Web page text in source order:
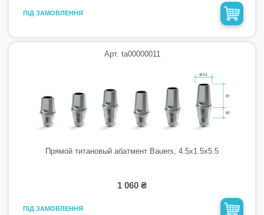
ПІД ЗАМОВЛЕННЯ
Арт. ta00000011
Прямой титановый абатмент Bauers, 4.5х1.5х5.5
1 060 ₴
ПІД ЗАМОВЛЕННЯ